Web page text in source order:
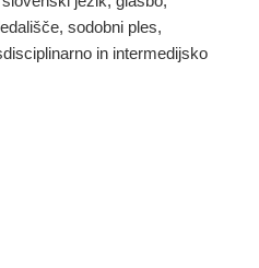
sodobni ples,
in intermedijsko